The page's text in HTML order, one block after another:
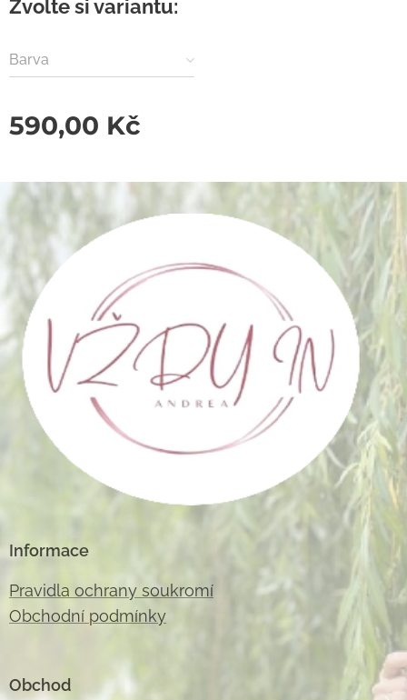
Zvolte si variantu:
Barva
590,00 Kč
Informace
Pravidla ochrany soukromí
Obchodní podmínky
Obchod